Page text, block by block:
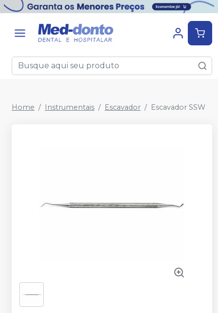
Home Instrumentais Escavador Escavador SSW